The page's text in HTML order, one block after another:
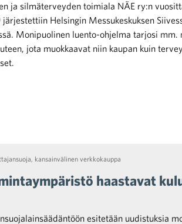
ja silmäterveyden toimiala NÄE ry:n
järjestettiin Helsingin Messukeskuksen
Monipuolinen luento-ohjelma tarjosi mm.
jota muokkaavat niin kaupan kuin
, kansainvälinen verkkokauppa
haastavat
esitetään uudistuksia